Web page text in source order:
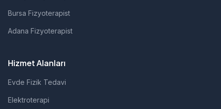
Bursa Fizyoterapist
Adana Fizyoterapist
Hizmet Alanları
Evde Fizik Tedavi
Elektroterapi